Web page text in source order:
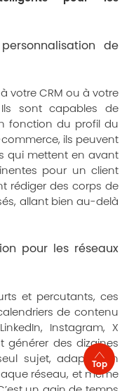
de
votre CRM ou à votre
sont capables de
fonction du profil du
ils peuvent
qui mettent en avant
pour un client
rédiger des corps de
allant bien au-delà
pour les réseaux
et percutants, ces
de contenu
Instagram, X
générer des dizaines
sujet, adapter un
réseau, et même
Top